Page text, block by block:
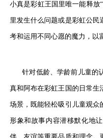
小真是彩虹王国里唯一能释放
里发生什么问题或是彩虹公民
考和运用不同心愿的魔力，以
针对低龄、学龄前儿童的
真和阿布在彩虹王国的日常生
场景，既能轻松吸引儿童观众
形象和故事内容潜移默化地